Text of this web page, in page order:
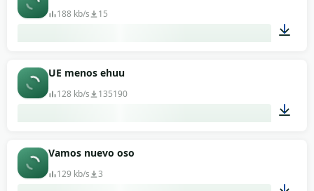
188 kb/s 15
UE menos ehuu
128 kb/s 135190
Vamos nuevo oso
129 kb/s 3